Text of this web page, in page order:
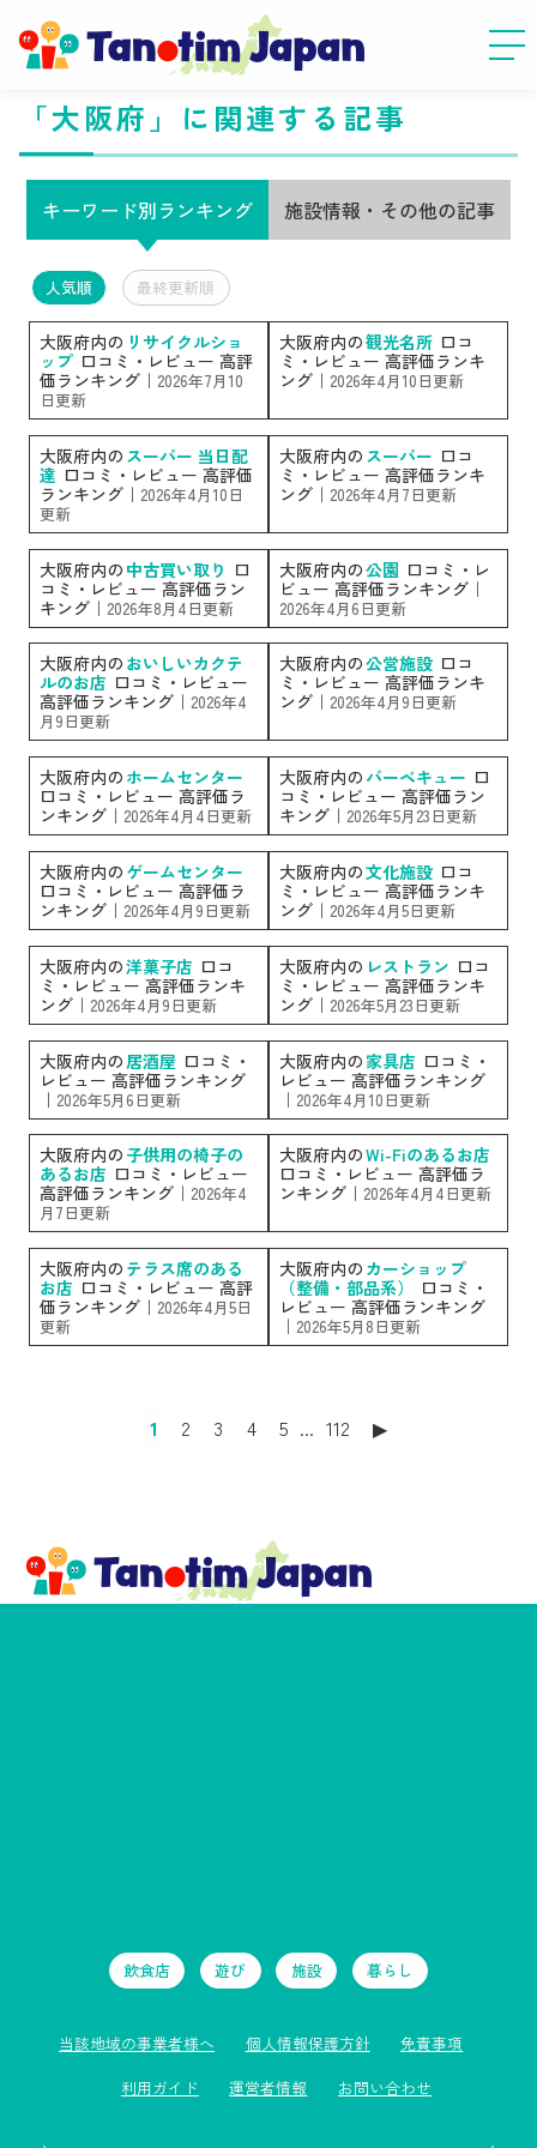
「大阪府」に関連する記事
キーワード別ランキング 施設情報・その他の記事
人気順 最終更新順
大阪府内の リサイクルショ
ップ 口コミ・レビュー 高評
価ランキング｜ 2026年7月10
日更新
大阪府内の観光名所 口コ
ミ・レビュー 高評価ランキ
ング｜ 2026年4月10日更新
大阪府内の スーパー 当日配
達 口コミ・レビュー 高評価
ランキング｜ 2026年4月10日
更新
大阪府内の スーパー 口コ
ミ・レビュー 高評価ランキ
ング｜ 2026年4月7日更新
大阪府内の 中古買い取り 口
コミ・レビュー 高評価ラン
キング｜ 2026年8月4日更新
大阪府内の公園 口コミ・レ
ビュー 高評価ランキング｜
2026年4月6日更新
大阪府内の おいしいカクテ
ルのお店 口コミ・レビュー
高評価ランキング｜ 2026年4
月9日更新
大阪府内の公営施設 口コ
ミ・レビュー 高評価ランキ
ング｜ 2026年4月9日更新
大阪府内の ホームセンター
口コミ・レビュー 高評価ラ
ンキング｜ 2026年4月4日更新
大阪府内の バーベキュー 口
コミ・レビュー 高評価ラン
キング｜ 2026年5月23日更新
大阪府内の ゲームセンター
口コミ・レビュー 高評価ラ
ンキング｜ 2026年4月9日更新
大阪府内の文化施設 口コ
ミ・レビュー 高評価ランキ
ング｜ 2026年4月5日更新
大阪府内の洋菓子店 口コ
ミ・レビュー 高評価ランキ
ング｜ 2026年4月9日更新
大阪府内の レストラン 口コ
ミ・レビュー 高評価ランキ
ング｜ 2026年5月23日更新
大阪府内の 居酒屋 口コミ・
レビュー 高評価ランキング
｜ 2026年5月6日更新
大阪府内の 家具店 口コミ・
レビュー 高評価ランキング
｜ 2026年4月10日更新
大阪府内の 子供用の椅子の
あるお店 口コミ・レビュー
高評価ランキング｜ 2026年4
月7日更新
大阪府内のWi-Fiのあるお店
口コミ・レビュー 高評価ラ
ンキング｜ 2026年4月4日更新
大阪府内の テラス席のある
お店 口コミ・レビュー 高評
価ランキング｜ 2026年4月5日
更新
大阪府内の カーショップ
（整備・部品系）
口コミ・
レビュー 高評価ランキング
｜ 2026年5月8日更新
1 2 3 4 5 ... 112 ▶︎
飲食店 遊び 施設 暮らし
当該地域の事業者様へ 個人情報保護方針
免責事項
利用ガイド
運営者情報 お問い合わせ